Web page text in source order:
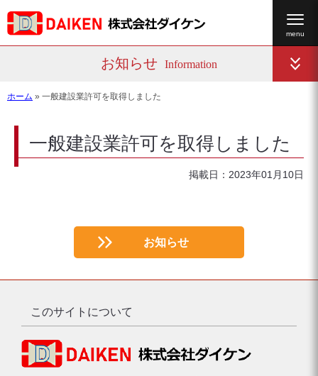
お知らせ Information
ホーム » 一般建設業許可を取得しました
一般建設業許可を取得しました
掲載日：2023年01月10日
お知らせ
このサイトについて